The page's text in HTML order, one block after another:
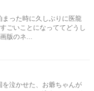
った時に久しぶりに医龍
ごいことになっててどうし
版のネ...
泣かせた、お爺ちゃんが